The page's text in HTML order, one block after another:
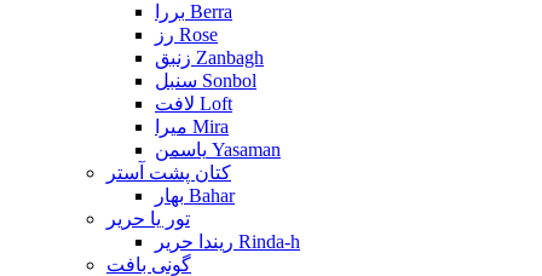
بررا Berra
رز Rose
زنبق Zanbagh
سنبل Sonbol
لافت Loft
میرا Mira
یاسمن Yasaman
کتان پشت آستر
بهار Bahar
تور یا حریر
ریندا حریر Rinda-h
گونی بافت